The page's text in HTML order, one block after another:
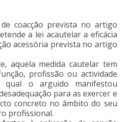
coacção prevista no artigo
a lei acautelar a eficácia
acessória prevista no artigo
aquela medida cautelar tem
profissão ou actividade
o arguido manifestou
para as exercer e
concreto no âmbito do seu
profissional.